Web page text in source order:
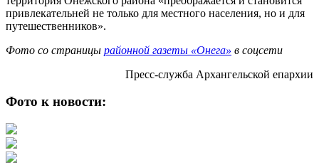
привлекательней не только для местного населения, но и для
путешественников».
Фото со страницы районной газеты «Онега» в соцсети
Пресс-служба Архангельской епархии
Фото к новости: